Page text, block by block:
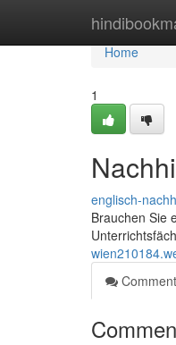
Home
Home
1
englisch-
Brauchen Sie